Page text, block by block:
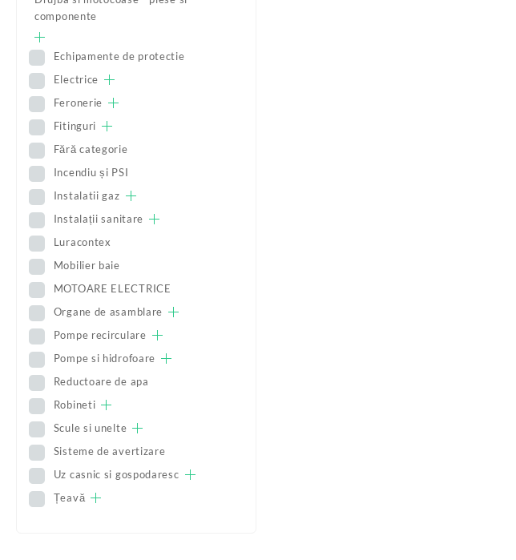
componente
Echipamente de protectie
Electrice
Feronerie
Fitinguri
Fără categorie
Incendiu și PSI
Instalatii gaz
Instalații sanitare
Luracontex
Mobilier baie
MOTOARE ELECTRICE
Organe de asamblare
Pompe recirculare
Pompe si hidrofoare
Reductoare de apa
Robineti
Scule si unelte
Sisteme de avertizare
Uz casnic si gospodaresc
Țeavă